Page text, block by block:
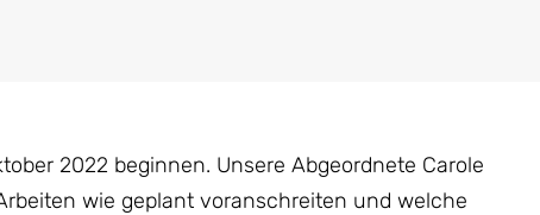
2022 beginnen. Unsere Abgeordnete Carole
wie geplant voranschreiten und welche